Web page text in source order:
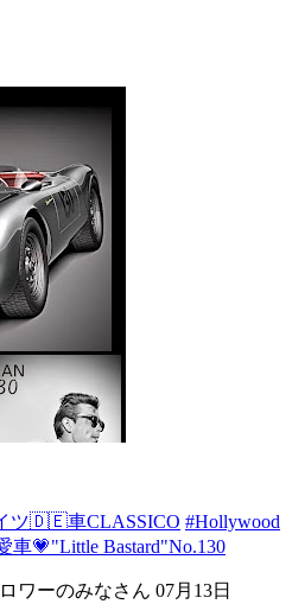
ツ🇩🇪車CLASSICO #Hollywood
車💗"Little Bastard"No.130
ワーのみなさん 07月13日